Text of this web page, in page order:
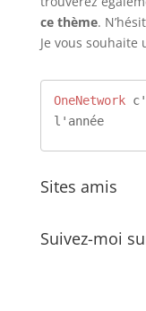
ce thème.
Je vous souhaite
OneNetwork
l'année
Sites amis
Suivez-moi